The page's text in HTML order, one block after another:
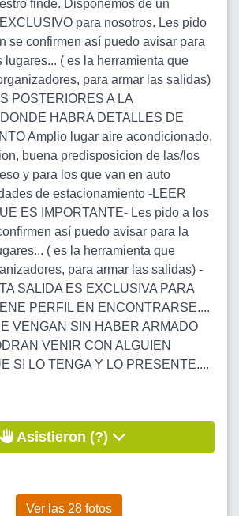
finde. Disponemos de un
para nosotros. Les pido
se confirmen así puedo avisar para
lugares... ( es la herramienta que
para armar las salidas)
POSTERIORES A LA
HABRA DETALLES DE
Amplio lugar aire acondicionado,
buena predisposicion de las/los
y para los que van en auto
de estacionamiento -LEER
ES IMPORTANTE- Les pido a los
así puedo avisar para la
( es la herramienta que
para armar las salidas) -
SALIDA ES EXCLUSIVA PARA
PERFIL EN ENCONTRARSE....
VENGAN SIN HABER ARMADO
VENIR CON ALGUIEN
SI LO TENGA Y LO PRESENTE....
Asistieron (?)
Ver las 28 fotos